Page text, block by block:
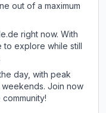
out of a maximum
right now. With
to explore while still
day, with peak
Join now